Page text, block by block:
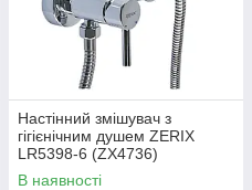
Настінний змішувач з
гігієнічним душем ZERIX
LR5398-6 (ZX4736)
В наявності